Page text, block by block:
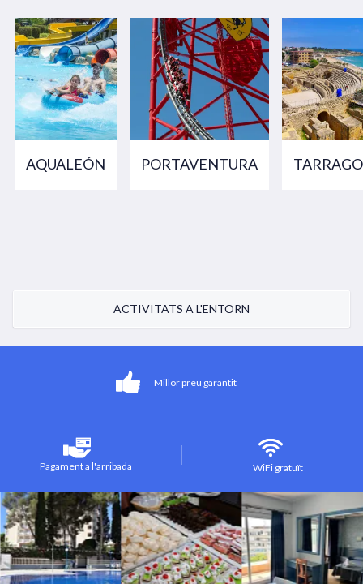
AQUALEÓN PORTAVENTURA
ACTIVITATS A L'ENTORN
Millor preu garantit
Pagament a l'arribada WiFi gratuït